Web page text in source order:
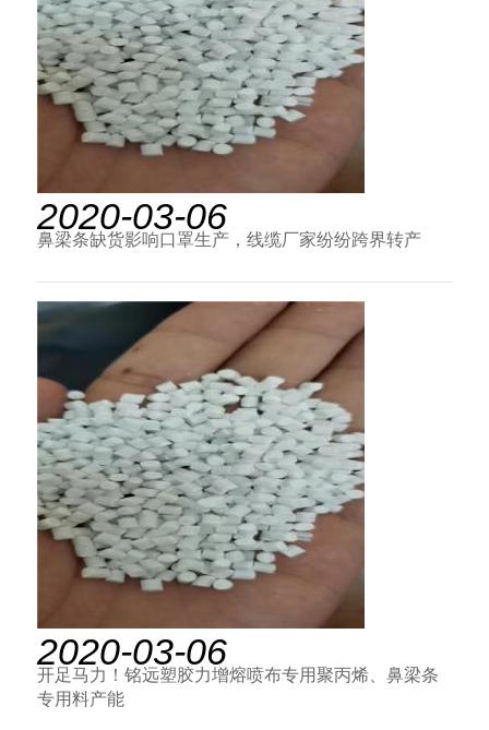
2020-03-06
鼻梁条缺货影响口罩生产，线缆厂家纷纷跨界转产
2020-03-06
开足马力！铭远塑胶力增熔喷布专用聚丙烯、鼻梁条
专用料产能